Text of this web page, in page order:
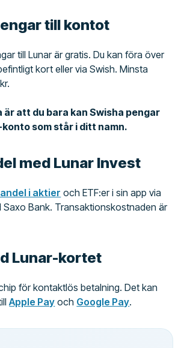
till kontot
till Lunar är gratis. Du kan föra över
kort eller via Swish. Minsta
att du bara kan Swisha pengar
som står i ditt namn.
med Lunar Invest
i aktier och ETF:er i sin app via
Saxo Bank. Transaktionskostnaden är
Lunar-kortet
för kontaktlös betalning. Det kan
Apple Pay och Google Pay.